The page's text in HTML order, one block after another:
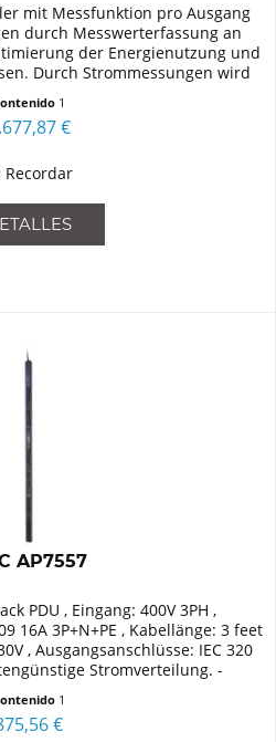
mit Messfunktion pro Ausgang
durch Messwerterfassung an
der Energienutzung und
Durch Strommessungen wird
1
€
Recordar
AP7557
PDU , Eingang: 400V 3PH ,
16A 3P+N+PE , Kabellänge: 3 feet
, Ausgangsanschlüsse: IEC 320
Stromverteilung. -
1
€